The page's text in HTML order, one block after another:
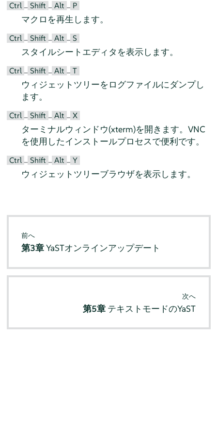
Ctrl – Shift – Alt – P
マクロを再生します。
Ctrl – Shift – Alt – S
スタイルシートエディタを表示します。
Ctrl – Shift – Alt – T
ウィジェットツリーをログファイルにダンプし
ます。
Ctrl – Shift – Alt – X
ターミナルウィンドウ(xterm)を開きます。VNC
を使用したインストールプロセスで便利です。
Ctrl – Shift – Alt – Y
ウィジェットツリーブラウザを表示します。
前へ
第3章YaSTオンラインアップデート
次へ
第5章 テキストモードのYaST